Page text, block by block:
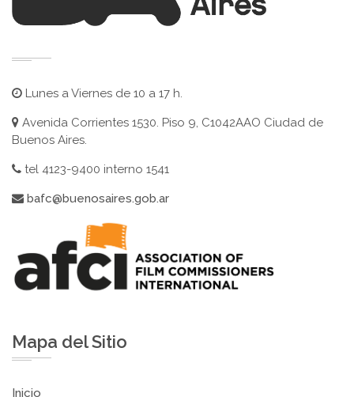
Lunes a Viernes de 10 a 17 h.
Avenida Corrientes 1530. Piso 9, C1042AAO Ciudad de
Buenos Aires.
tel 4123-9400 interno 1541
bafc@buenosaires.gob.ar
Mapa del Sitio
Inicio